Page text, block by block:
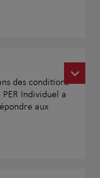
des conditions
Individuel a
aux